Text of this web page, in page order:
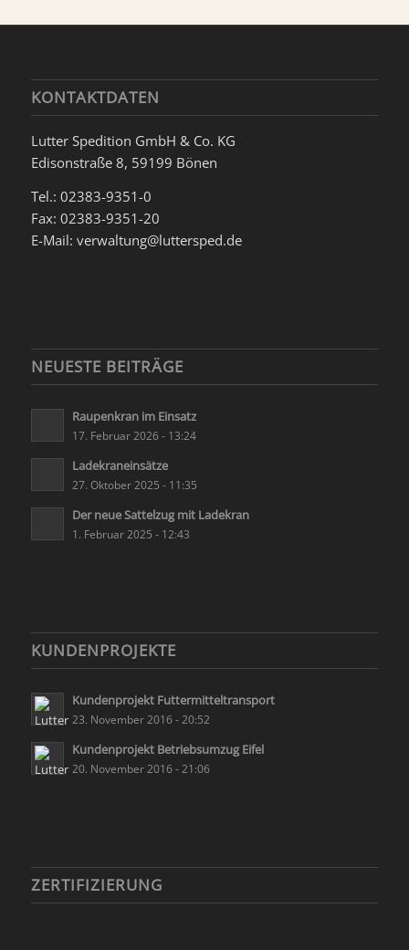
KONTAKTDATEN
Lutter Spedition GmbH & Co. KG
Edisonstraße 8, 59199 Bönen
Tel.: 02383-9351-0
Fax: 02383-9351-20
E-Mail: verwaltung@luttersped.de
NEUESTE BEITRÄGE
Raupenkran im Einsatz
17. Februar 2026 - 13:24
Ladekraneinsätze
27. Oktober 2025 - 11:35
Der neue Sattelzug mit Ladekran
1. Februar 2025 - 12:43
KUNDENPROJEKTE
Kundenprojekt Futtermitteltransport
23. November 2016 - 20:52
Kundenprojekt Betriebsumzug Eifel
20. November 2016 - 21:06
ZERTIFIZIERUNG